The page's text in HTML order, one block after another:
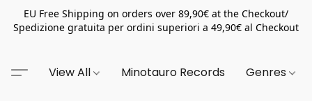
EU Free Shipping on orders over 89,90€ at the Checkout/
Spedizione gratuita per ordini superiori a 49,90€ al Checkout
View All Minotauro Records Genres